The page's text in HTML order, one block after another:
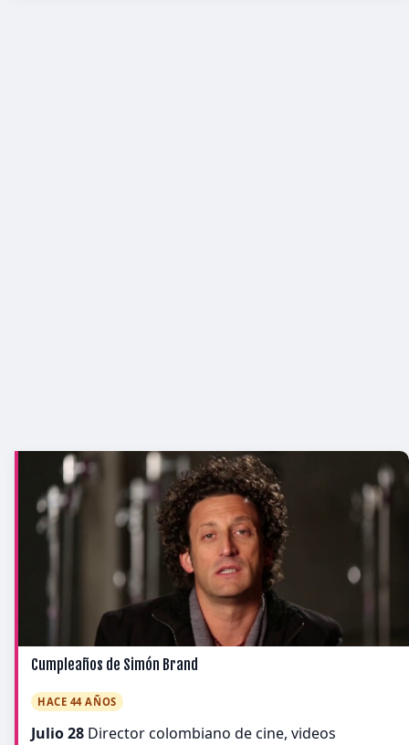
Cumpleaños de Simón Brand
HACE 44 AÑOS
Julio 28 Director colombiano de cine, videos